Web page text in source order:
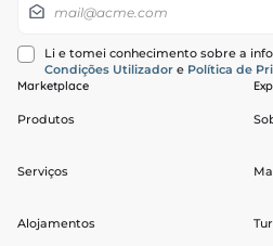
Li e tomei conhecimento sobre a
Condições Utilizador e Política de
Marketplace
Produtos
Serviços
Alojamentos